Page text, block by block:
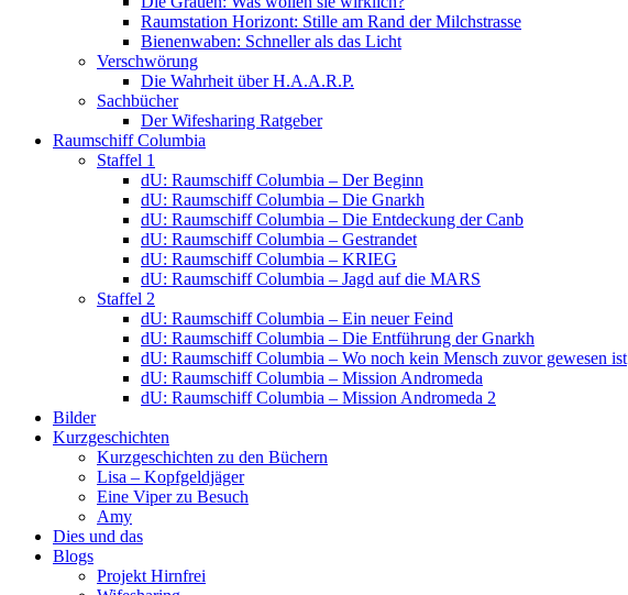
Raumstation Horizont: Stille am Rand der Milchstrasse
Bienenwaben: Schneller als das Licht
Verschwörung
Die Wahrheit über H.A.A.R.P.
Sachbücher
Der Wifesharing Ratgeber
Raumschiff Columbia
Staffel 1
dU: Raumschiff Columbia – Der Beginn
dU: Raumschiff Columbia – Die Gnarkh
dU: Raumschiff Columbia – Die Entdeckung der Canb
dU: Raumschiff Columbia – Gestrandet
dU: Raumschiff Columbia – KRIEG
dU: Raumschiff Columbia – Jagd auf die MARS
Staffel 2
dU: Raumschiff Columbia – Ein neuer Feind
dU: Raumschiff Columbia – Die Entführung der Gnarkh
dU: Raumschiff Columbia – Wo noch kein Mensch zuvor gewesen ist
dU: Raumschiff Columbia – Mission Andromeda
dU: Raumschiff Columbia – Mission Andromeda 2
Bilder
Kurzgeschichten
Kurzgeschichten zu den Büchern
Lisa – Kopfgeldjäger
Eine Viper zu Besuch
Amy
Dies und das
Blogs
Projekt Hirnfrei